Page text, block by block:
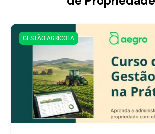
GESTÃO AGRÍCOLA